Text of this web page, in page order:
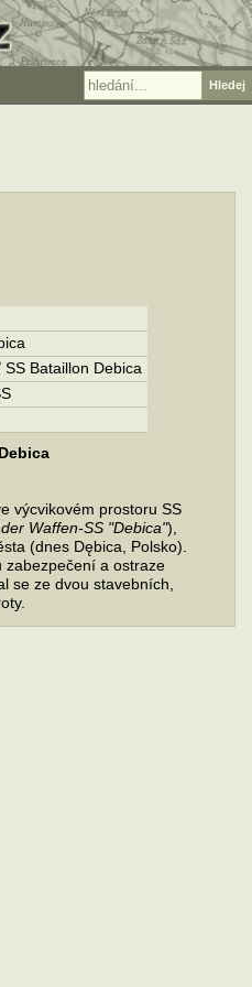
Bataillon Debica
výcvikovém prostoru SS
Waffen-SS "Debica"),
(dnes Dębica, Polsko).
zabezpečení a ostraze
se ze dvou stavebních,